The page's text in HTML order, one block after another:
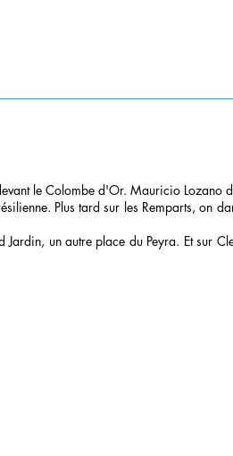
le Colombe d'Or. Mauricio Lozano
Plus tard sur les Remparts, on
un autre place du Peyra. Et sur